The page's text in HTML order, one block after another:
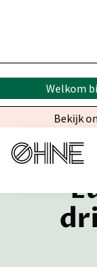
Welkom
Bekijk